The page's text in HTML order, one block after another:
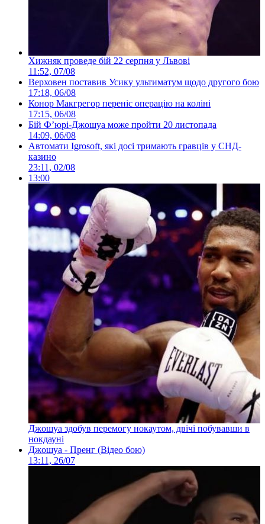
Хижняк проведе бій 22 серпня у Львові
11:52, 07/08
Верховен поставив Усику ультиматум щодо другого бою
17:18, 06/08
Конор Макгрегор переніс операцію на коліні
17:15, 06/08
Бій Ф’юрі-Джошуа може пройти 20 листопада
14:09, 06/08
Автомати Igrosoft, які досі тримають гравців у СНД-
казино
23:11, 02/08
13:00
Джошуа здобув перемогу нокаутом, двічі побувавши в
нокдауні
Джошуа - Пренг (Відео бою)
13:11, 26/07